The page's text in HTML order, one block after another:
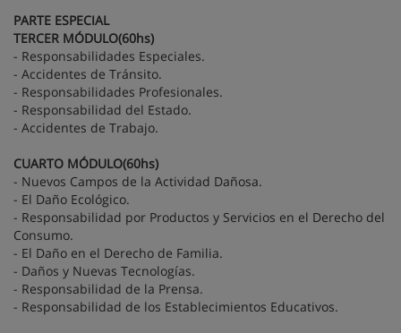
PARTE ESPECIAL
TERCER MÓDULO(60hs)
- Responsabilidades Especiales.
- Accidentes de Tránsito.
- Responsabilidades Profesionales.
- Responsabilidad del Estado.
- Accidentes de Trabajo.
CUARTO MÓDULO(60hs)
- Nuevos Campos de la Actividad Dañosa.
- El Daño Ecológico.
- Responsabilidad por Productos y Servicios en el Derecho del
Consumo.
- El Daño en el Derecho de Familia.
- Daños y Nuevas Tecnologías.
- Responsabilidad de la Prensa.
- Responsabilidad de los Establecimientos Educativos.